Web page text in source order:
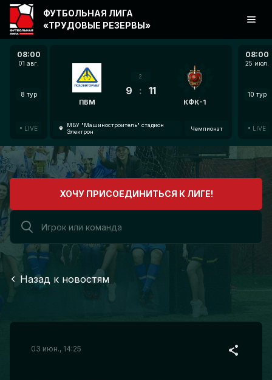
08:00
01 авг.
8 тур
LIVE
ПВМ
2
9 : 11
КФК-1
МБУ "Машиностроитель" стадион
Электрон
Чемпионат
08:00
25 июл.
10 тур
LIVE
ФУТБОЛЬНАЯ ЛИГА
«ТРУДОВЫЕ РЕЗЕРВЫ»
ХОЧУ ПРИСОЕДИНИТЬСЯ К ЛИГЕ!
Назад к новостям
03 июн., 14:25